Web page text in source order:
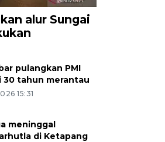
alur Sungai
pulangkan PMI
30 tahun merantau
15:31
meninggal
di Ketapang